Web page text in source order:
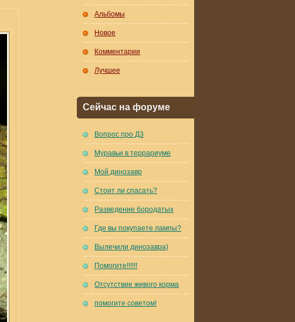
Альбомы
Новое
Комментарии
Лучшее
Сейчас на форуме
Вопрос про Д3
Муравьи в террариуме
Мой динозавр
Стоит ли спасать?
Разведение бородатых
Где вы покупаете лампы?
Вылечили динозавра)
Помогите!!!!!!
Отсутствие живого корма
помогите советом!